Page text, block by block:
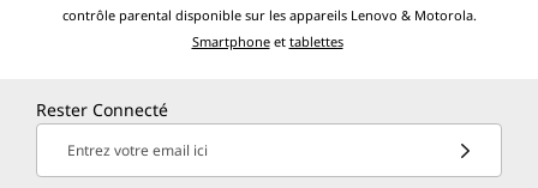
contrôle parental disponible sur les appareils Lenovo & Motorola.
Smartphoneet tablettes
Rester Connecté
Entrez votre email ici